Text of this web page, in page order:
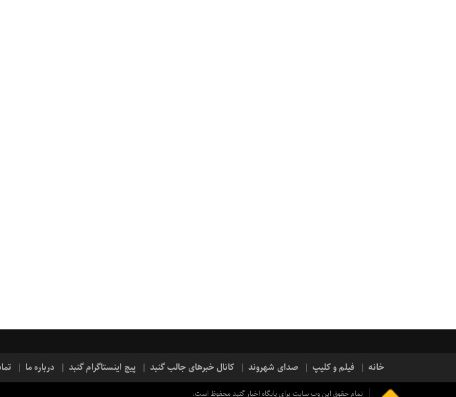
خانه فیلم و کلیپ صدای شهروند کانال خبرهای جالب گنبد پیج اینستاگرام گنبد درباره ما
تمام حقوق این وب سایت برای پایگاه اخبار گنبد محفوظ است.